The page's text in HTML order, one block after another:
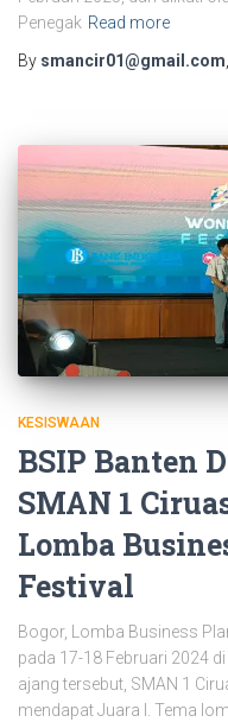
Penegak Read more
By smancir01@gmail.com
KESISWAAN
BSIP Banten
SMAN 1
Lomba
Festival
Bogor, Lomba Business
pada 17-18 Februari 2024
ajang tersebut, SMAN 1
mendapat Juara I. Tema